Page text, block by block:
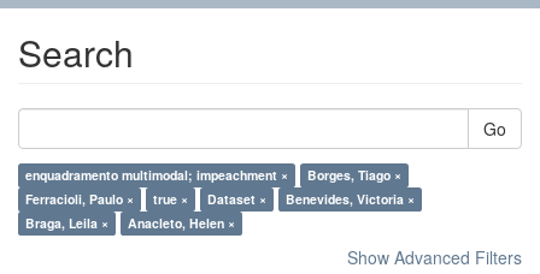
Search
Go
enquadramento multimodal; impeachment ×
Borges, Tiago ×
Ferracioli, Paulo ×
true × Dataset ×
Benevides, Victoria ×
Braga, Leila ×
Anacleto, Helen ×
Show Advanced Filters